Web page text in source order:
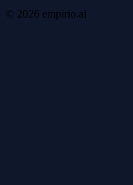
© 2026 empirio.ai